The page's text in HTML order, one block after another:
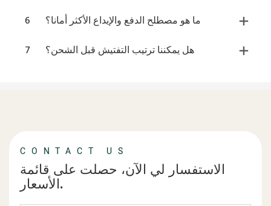
6
ما هو مصطلح الدفع والإيداع الأكثر أمانا؟
7
هل يمكننا ترتيب التفتيش قبل الشحن؟
CONTACT US
الاستفسار لي الآن، حصلت على قائمة
الأسعار.